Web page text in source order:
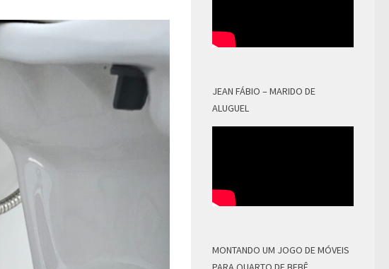
JEAN FÁBIO – MARIDO DE
ALUGUEL
MONTANDO UM JOGO DE MÓVEIS